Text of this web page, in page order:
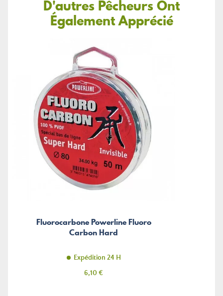
D'autres Pêcheurs Ont
Également Apprécié
Fluorocarbone Powerline Fluoro
Carbon Hard
Expédition 24 H
Prix
6,10 €